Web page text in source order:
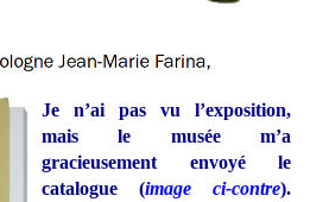
Je n’ai pas vu l’exposition,
mais le musée m’a
gracieusement envoyé le
catalogue (image ci-contre).